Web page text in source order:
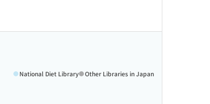
National Diet Library Other Libraries in Japan